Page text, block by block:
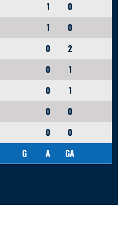
1
0
1
0
0
2
0
1
0
1
0
0
0
0
G A GA